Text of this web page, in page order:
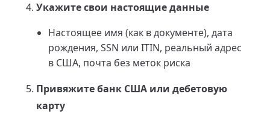
Укажите свои настоящие данные
Настоящее имя (как в документе), дата
рождения, SSN или ITIN, реальный адрес
в США, почта без меток риска
Привяжите банк США или дебетовую
карту